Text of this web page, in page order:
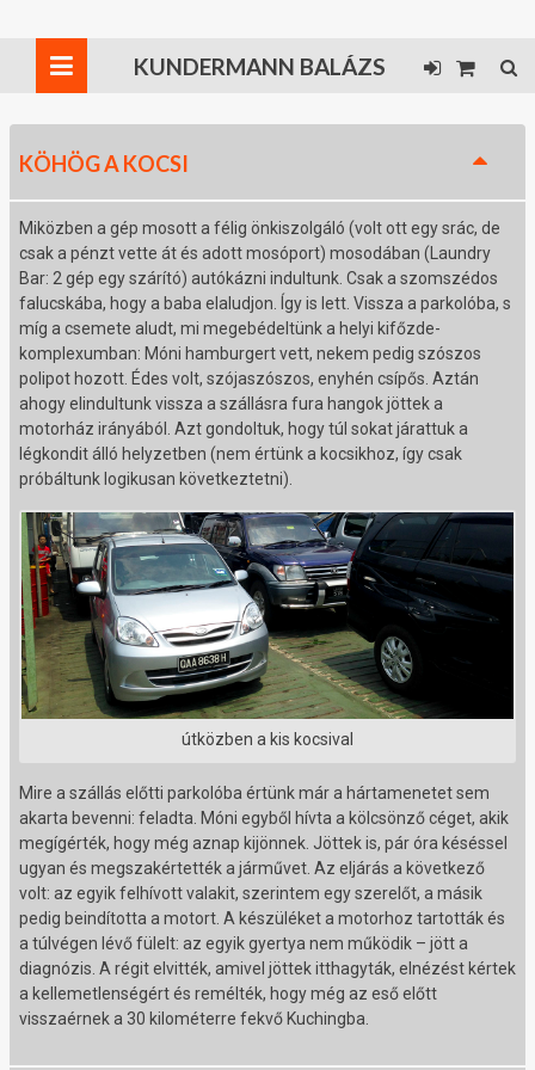
KUNDERMANN BALÁZS
KÖHÖG A KOCSI
Miközben a gép mosott a félig önkiszolgáló (volt ott egy srác, de
csak a pénzt vette át és adott mosóport) mosodában (Laundry
Bar: 2 gép egy szárító) autókázni indultunk. Csak a szomszédos
falucskába, hogy a baba elaludjon. Így is lett. Vissza a parkolóba, s
míg a csemete aludt, mi megebédeltünk a helyi kifőzde-
komplexumban: Móni hamburgert vett, nekem pedig szószos
polipot hozott. Édes volt, szójaszószos, enyhén csípős. Aztán
ahogy elindultunk vissza a szállásra fura hangok jöttek a
motorház irányából. Azt gondoltuk, hogy túl sokat járattuk a
légkondit álló helyzetben (nem értünk a kocsikhoz, így csak
próbáltunk logikusan következtetni).
útközben a kis kocsival
Mire a szállás előtti parkolóba értünk már a hártamenetet sem
akarta bevenni: feladta. Móni egyből hívta a kölcsönző céget, akik
megígérték, hogy még aznap kijönnek. Jöttek is, pár óra késéssel
ugyan és megszakértették a járművet. Az eljárás a következő
volt: az egyik felhívott valakit, szerintem egy szerelőt, a másik
pedig beindította a motort. A készüléket a motorhoz tartották és
a túlvégen lévő fülelt: az egyik gyertya nem működik – jött a
diagnózis. A régit elvitték, amivel jöttek itthagyták, elnézést kértek
a kellemetlenségért és remélték, hogy még az eső előtt
visszaérnek a 30 kilométerre fekvő Kuchingba.